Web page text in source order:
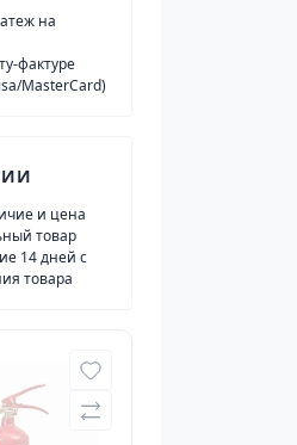
на
фактуре
MasterCard)
и цена
товар
14 дней с
товара